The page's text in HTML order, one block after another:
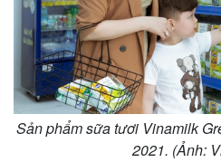
Sản phẩm sữa tươi Vinamilk
2021. (Ảnh: